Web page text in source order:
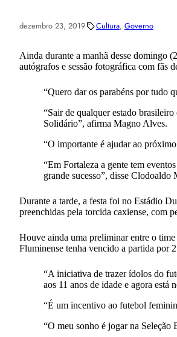
dezembro 23, 2019 Cultura, Governo
Ainda durante a manhã desse domingo
autógrafos e sessão fotográfica com fãs
“Quero dar os parabéns por tudo
“Sair de qualquer estado
Solidário”, afirma Magno Alves.
“O importante é ajudar ao
“Em Fortaleza a gente tem
grande sucesso”, disse Clodoaldo
Durante a tarde, a festa foi no Estádio
preenchidas pela torcida caxiense, com
Houve ainda uma preliminar entre o
Fluminense tenha vencido a partida por
“A iniciativa de trazer ídolos do
aos 11 anos de idade e agora
“É um incentivo ao futebol
“O meu sonho é jogar na